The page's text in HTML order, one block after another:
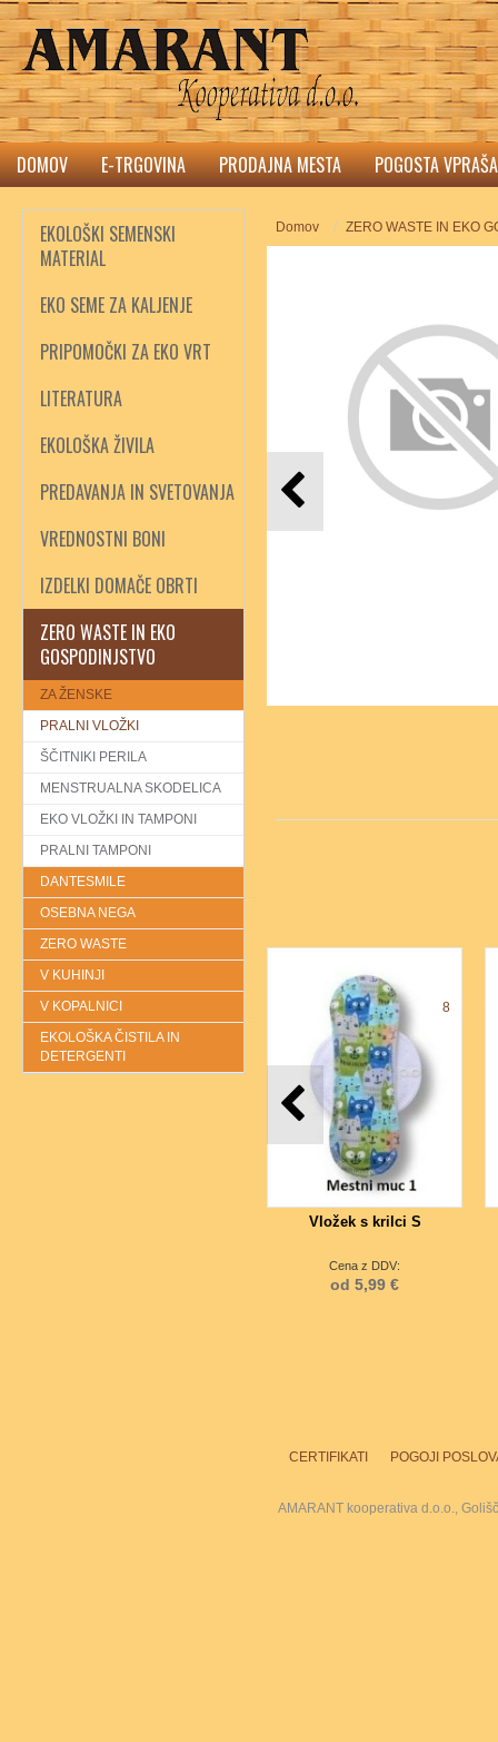
DOMOV E-TRGOVINA PRODAJNA MESTA POGOSTA
EKOLOŠKI SEMENSKI
MATERIAL
EKO SEME ZA KALJENJE
PRIPOMOČKI ZA EKO VRT
LITERATURA
EKOLOŠKA ŽIVILA
PREDAVANJA IN SVETOVANJA
VREDNOSTNI BONI
IZDELKI DOMAČE OBRTI
ZERO WASTE IN EKO
GOSPODINJSTVO
ZA ŽENSKE
PRALNI VLOŽKI
ŠČITNIKI PERILA
MENSTRUALNA SKODELICA
EKO VLOŽKI IN TAMPONI
PRALNI TAMPONI
DANTESMILE
OSEBNA NEGA
ZERO WASTE
V KUHINJI
V KOPALNICI
EKOLOŠKA ČISTILA IN
DETERGENTI
Domov ZERO WASTE IN EKO
8
Vložek s krilci S
Cena z DDV:
od 5,99 €
CERTIFIKATI POGOJI
AMARANT kooperativa d.o.o.,